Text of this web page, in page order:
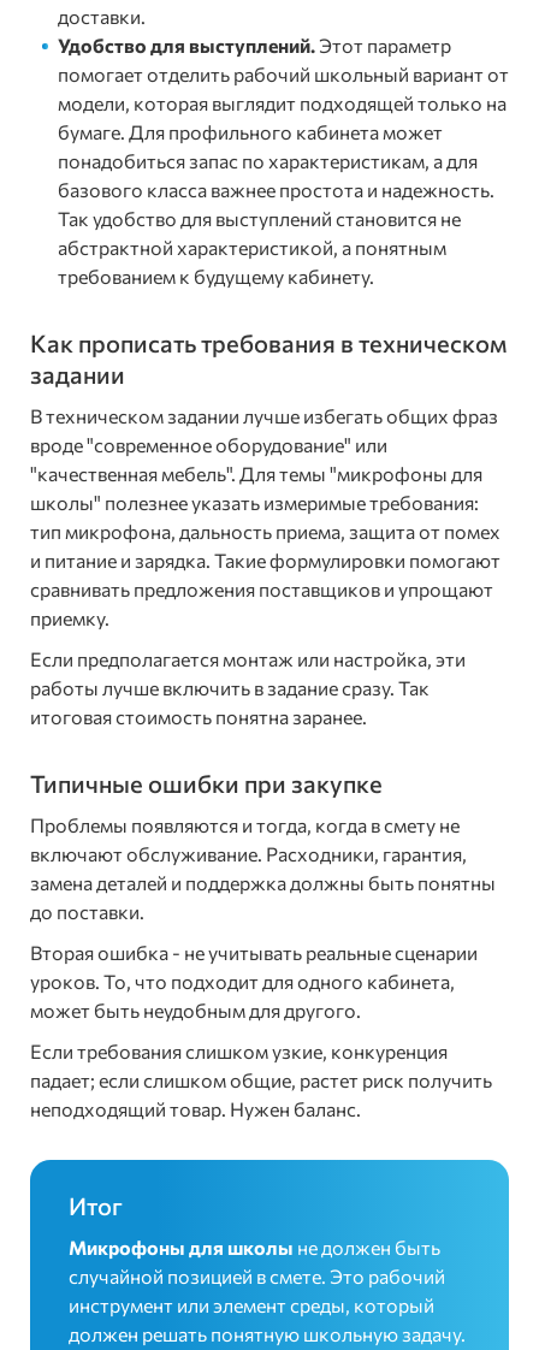
доставки.
Удобство для выступлений.Этот параметр
помогает отделить рабочий школьный вариант от
модели, которая выглядит подходящей только на
бумаге. Для профильного кабинета может
понадобиться запас по характеристикам, а для
базового класса важнее простота и надежность.
Так удобство для выступлений становится не
абстрактной характеристикой, а понятным
требованием к будущему кабинету.
Как прописать требования в техническом
задании
В техническом задании лучше избегать общих фраз
вроде "современное оборудование" или
"качественная мебель". Для темы "микрофоны для
школы" полезнее указать измеримые требования:
тип микрофона, дальность приема, защита от помех
и питание и зарядка. Такие формулировки помогают
сравнивать предложения поставщиков и упрощают
приемку.
Если предполагается монтаж или настройка, эти
работы лучше включить в задание сразу. Так
итоговая стоимость понятна заранее.
Типичные ошибки при закупке
Проблемы появляются и тогда, когда в смету не
включают обслуживание. Расходники, гарантия,
замена деталей и поддержка должны быть понятны
до поставки.
Вторая ошибка - не учитывать реальные сценарии
уроков. То, что подходит для одного кабинета,
может быть неудобным для другого.
Если требования слишком узкие, конкуренция
падает; если слишком общие, растет риск получить
неподходящий товар. Нужен баланс.
Итог
Микрофоны для школы не должен быть
случайной позицией в смете. Это рабочий
инструмент или элемент среды, который
должен решать понятную школьную задачу.